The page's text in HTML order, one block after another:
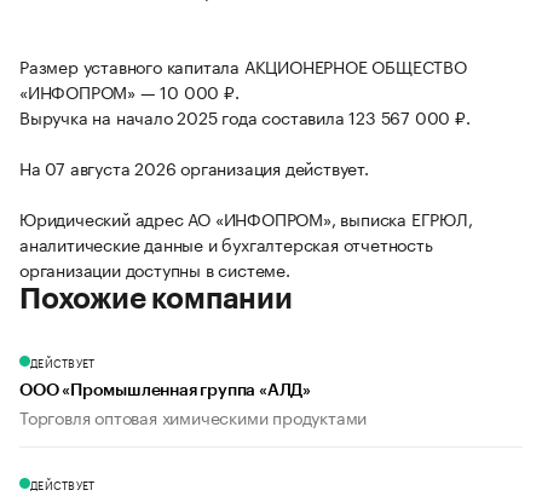
Размер уставного капитала АКЦИОНЕРНОЕ ОБЩЕСТВО
«ИНФОПРОМ» — 10 000 ₽.
Выручка на начало 2025 года составила 123 567 000 ₽.
На 07 августа 2026 организация действует.
Юридический адрес АО «ИНФОПРОМ», выписка ЕГРЮЛ,
аналитические данные и бухгалтерская отчетность
организации доступны в системе.
Похожие компании
ДЕЙСТВУЕТ
ООО «Промышленная группа «АЛД»
Торговля оптовая химическими продуктами
ДЕЙСТВУЕТ